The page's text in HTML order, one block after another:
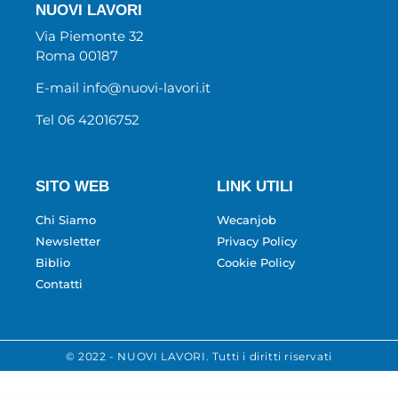
NUOVI LAVORI
Via Piemonte 32
Roma 00187
E-mail info@nuovi-lavori.it
Tel 06 42016752
SITO WEB
Chi Siamo
Newsletter
Biblio
Contatti
LINK UTILI
Wecanjob
Privacy Policy
Cookie Policy
© 2022 - NUOVI LAVORI. Tutti i diritti riservati